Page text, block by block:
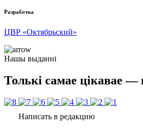
Разработка
ЦВР «Октябрьский»
Нашы выданні
Толькі самае цікавае —
Написать в редакцию